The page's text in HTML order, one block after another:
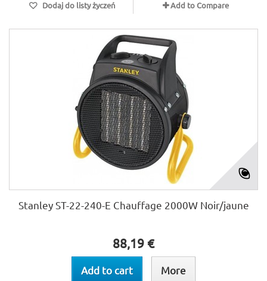
Dodaj do listy życzeń Add to Compare
Stanley ST-22-240-E Chauffage 2000W Noir/jaune
88,19 €
Add to cart More